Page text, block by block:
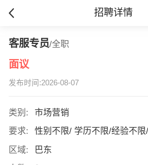
招聘详情
客服专员/全职
面议
发布时间:2026-08-07
类别:
市场营销
要求:
性别不限/ 学历不限/经验不限
区域:
巴东